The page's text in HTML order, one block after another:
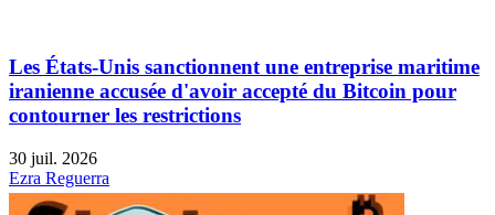
Les États-Unis sanctionnent une entreprise maritime
iranienne accusée d'avoir accepté du Bitcoin pour
contourner les restrictions
30 juil. 2026
Ezra Reguerra